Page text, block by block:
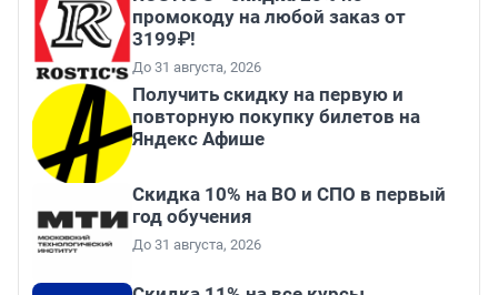
промокоду на любой заказ от
3199₽!
До 31 августа, 2026
Получить скидку на первую и
повторную покупку билетов на
Яндекс Афише
Скидка 10% на ВО и СПО в первый
год обучения
До 31 августа, 2026